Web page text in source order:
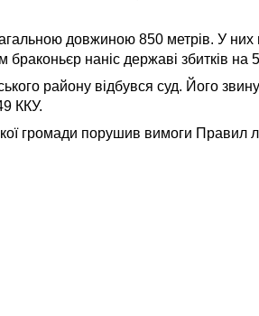
довжиною 850 метрів. У
браконьєр наніс державі збитків на
району відбувся суд. Його
ККУ.
громади порушив вимоги Правил